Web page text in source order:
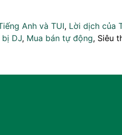
Anh và TUI, Lời dịch của
DJ, Mua bán tự động, Siêu